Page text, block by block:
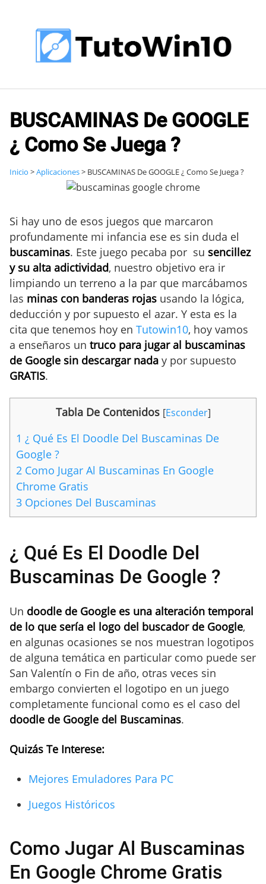
contenido
BUSCAMINAS De GOOGLE
¿ Como Se Juega ?
Inicio >Aplicaciones> BUSCAMINAS De GOOGLE ¿ Como Se Juega ?
Si hay uno de esos juegos que marcaron
profundamente mi infancia ese es sin duda el
buscaminas. Este juego pecaba por su sencillez
y su alta adictividad, nuestro objetivo era ir
limpiando un terreno a la par que marcábamos
las minas con banderas rojas usando la lógica,
deducción y por supuesto el azar. Y esta es la
cita que tenemos hoy en Tutowin10, hoy vamos
a enseñaros un truco para jugar al buscaminas
de Google sin descargar nada y por supuesto
GRATIS.
Tabla De Contenidos [Esconder]
1 ¿ Qué Es El Doodle Del Buscaminas De
Google ?
2 Como Jugar Al Buscaminas En Google
Chrome Gratis
3 Opciones Del Buscaminas
¿ Qué Es El Doodle Del
Buscaminas De Google ?
Un doodle de Google es una alteración temporal
de lo que sería el logo del buscador de Google,
en algunas ocasiones se nos muestran logotipos
de alguna temática en particular como puede ser
San Valentín o Fin de año, otras veces sin
embargo convierten el logotipo en un juego
completamente funcional como es el caso del
doodle de Google del Buscaminas.
Quizás Te Interese:
Mejores Emuladores Para PC
Juegos Históricos
Como Jugar Al Buscaminas
En Google Chrome Gratis